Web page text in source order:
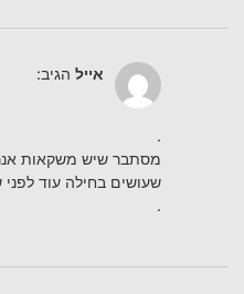
אייל הגיב:
.
מסתבר שיש משקאות
שעושים בחילה עוד
.